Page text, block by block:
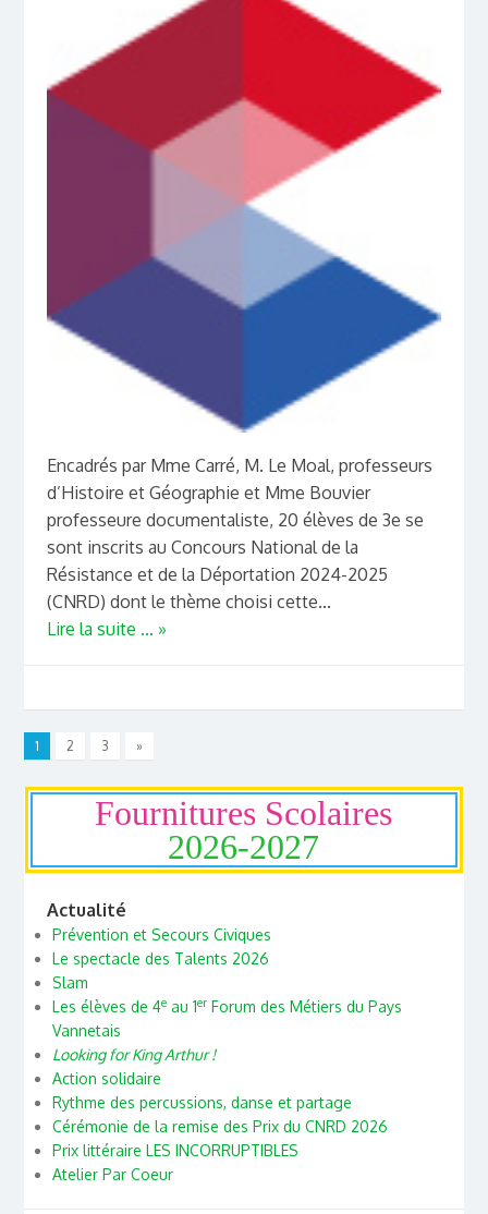
Encadrés par Mme Carré, M. Le Moal, professeurs
d’Histoire et Géographie et Mme Bouvier
professeure documentaliste, 20 élèves de 3e se
sont inscrits au Concours National de la
Résistance et de la Déportation 2024-2025
(CNRD) dont le thème choisi cette...
Lire la suite ... »
1 2 3 »
Fournitures Scolaires
2026-2027
Actualité
Prévention et Secours Civiques
Le spectacle des Talents 2026
Slam
Les élèves de 4eau 1erForum des Métiers du Pays
Vannetais
Looking for King Arthur !
Action solidaire
Rythme des percussions, danse et partage
Cérémonie de la remise des Prix du CNRD 2026
Prix littéraire LES INCORRUPTIBLES
Atelier Par Coeur